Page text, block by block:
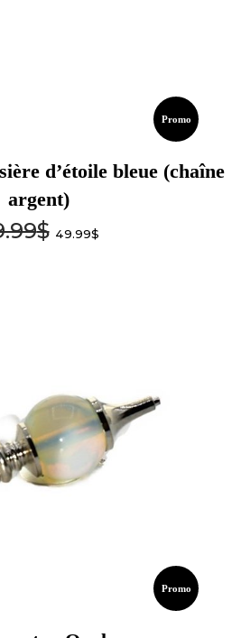
Promo
d’étoile bleue (chaîne
argent)
$ 49.99$
Promo